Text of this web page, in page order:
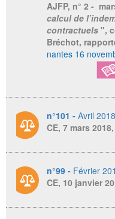
AJFP, n° 2 -
calcul de
contractuels ",
Bréchot,
nantes 16
n°101 - Avril 2018
CE, 7 mars
n°99 - Février
CE, 10 janvier